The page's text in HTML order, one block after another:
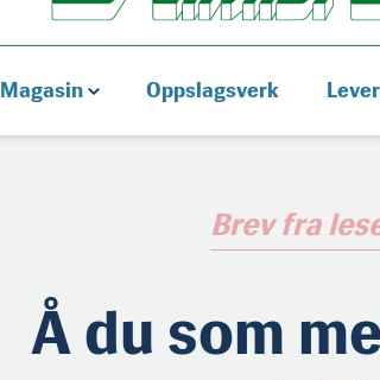
Magasin Oppslagsverk
Brev fra
Å du som